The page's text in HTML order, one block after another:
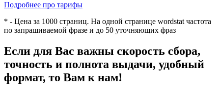
Подробнее про тарифы
* - Цена за 1000 страниц. На одной странице wordstat частота
по запрашиваемой фразе и до 50 уточняющих фраз
Если для Вас важны скорость сбора,
точность и полнота выдачи, удобный
формат, то Вам к нам!